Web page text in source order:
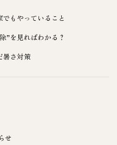
もやっていること
”を見ればわかる？
さ対策
せ